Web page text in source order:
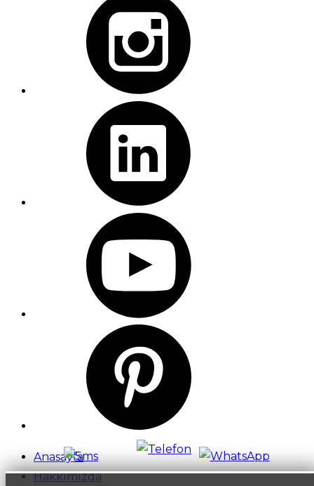
Anasayfa
Hakkımızda